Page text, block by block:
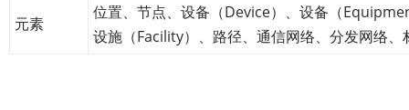
元素
位置、节点、设备（Device）、设备（
设施（Facility）、路径、通信网络、分发网络、